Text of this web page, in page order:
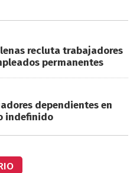
recluta trabajadores
permanentes
dependientes en
indefinido